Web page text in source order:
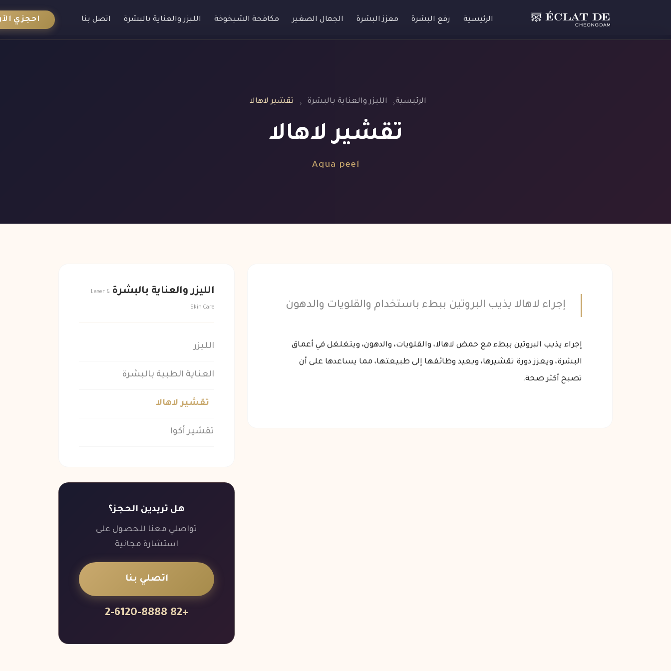
الرئيسية رفع البشرة معزز البشرة الجمال الصغير مكافحة الشيخوخة الليزر والعناية بالبشرة اتصل بنا احجزي
الرئيسية الليزر والعناية بالبشرة تقشير لاهالا
تقشير لاهالا
Aqua peel
إجراء لاهالا يذيب البروتين ببطء باستخدام والقلويات والدهون
إجراء يذيب البروتين ببطء مع حمض لاهالا، والقلويات، والدهون، ويتغلغل في أعماق
البشرة، ويعزز دورة تقشيرها، ويعيد وظائفها إلى طبيعتها، مما يساعدها على أن
تصبح أكثر صحة.
الليزر والعناية بالبشرةLaser &
Skin Care
الليزر
العناية الطبية بالبشرة
تقشير لاهالا
تقشير أكوا
هل تريدين الحجز؟
تواصلي معنا للحصول على
استشارة مجانية
اتصلي بنا
+82 2-6120-8888